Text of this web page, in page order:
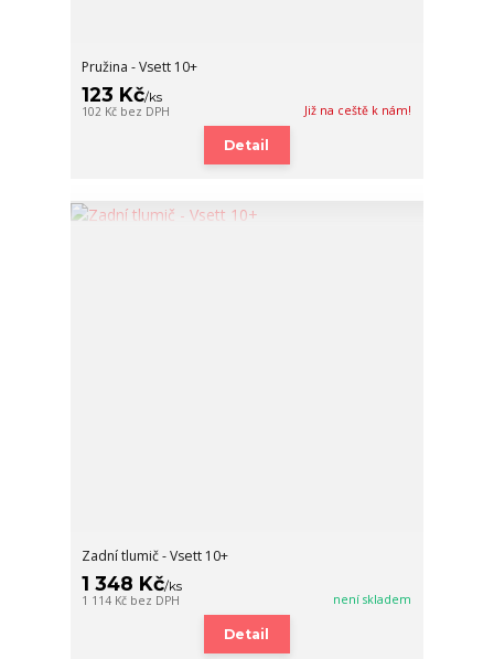
Pružina - Vsett 10+
123 Kč/ks
102 Kč bez DPH Již na ceště k nám!
Detail
Zadní tlumič - Vsett 10+
1 348 Kč/ks
1 114 Kč bez DPH není skladem
Detail